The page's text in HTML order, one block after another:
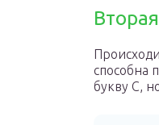
способна
букву С,